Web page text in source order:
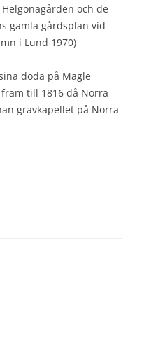
och de
gamla gårdsplan vid
i Lund 1970)
döda på Magle
till 1816 då Norra
gravkapellet på Norra